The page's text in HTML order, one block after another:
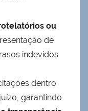
ou
de
indevidos
dentro
garantindo